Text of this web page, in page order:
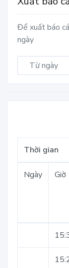
Để xuất báo
ngày
Thời gian
Ngày Giờ